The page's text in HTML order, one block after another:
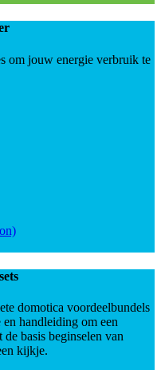
om jouw energie verbruik te
domotica voordeelbundels
handleiding om een
basis beginselen van
kijkje.